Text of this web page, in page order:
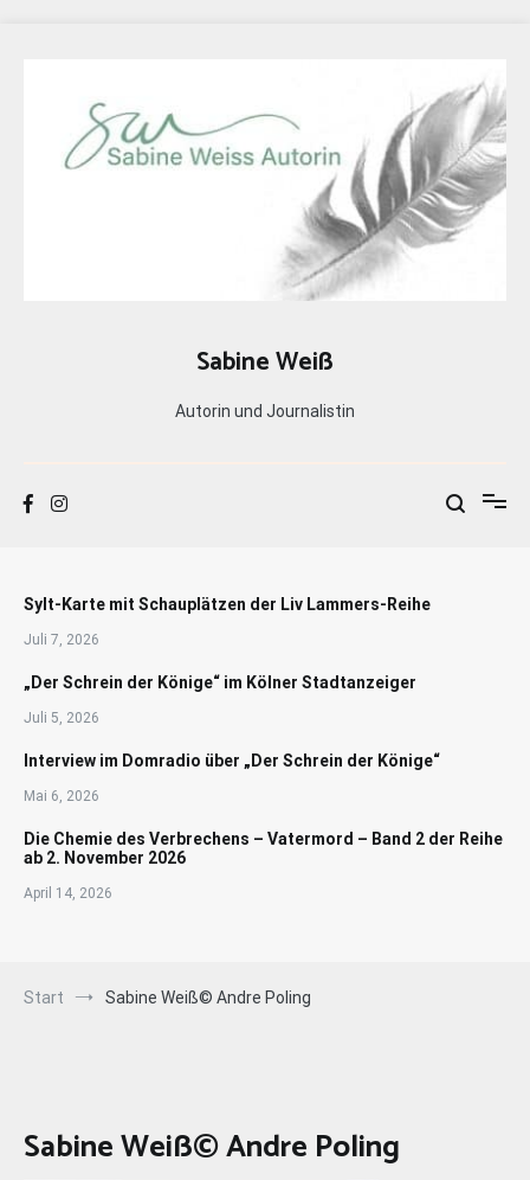
Sabine Weiß
Autorin und Journalistin
Sylt-Karte mit Schauplätzen der Liv Lammers-Reihe
Juli 7, 2026
„Der Schrein der Könige“ im Kölner Stadtanzeiger
Juli 5, 2026
Interview im Domradio über „Der Schrein der Könige“
Mai 6, 2026
Die Chemie des Verbrechens – Vatermord – Band 2 der Reihe
ab 2. November 2026
April 14, 2026
Start Sabine Weiß© Andre Poling
Sabine Weiß© Andre Poling